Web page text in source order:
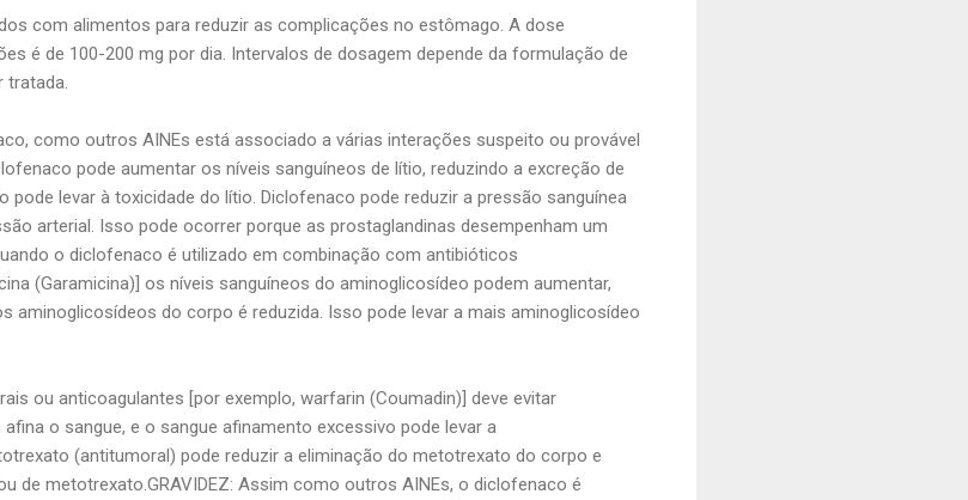
com alimentos para reduzir as complicações no estômago. A dose
é de 100-200 mg por dia. Intervalos de dosagem depende da formulação de
como outros AINEs está associado a várias interações suspeito ou provável
pode aumentar os níveis sanguíneos de lítio, reduzindo a excreção de
pode levar à toxicidade do lítio. Diclofenaco pode reduzir a pressão sanguínea
arterial. Isso pode ocorrer porque as prostaglandinas desempenham um
o diclofenaco é utilizado em combinação com antibióticos
(Garamicina)] os níveis sanguíneos do aminoglicosídeo podem aumentar,
aminoglicosídeos do corpo é reduzida. Isso pode levar a mais aminoglicosídeo
ou anticoagulantes [por exemplo, warfarin (Coumadin)] deve evitar
o sangue, e o sangue afinamento excessivo pode levar a
(antitumoral) pode reduzir a eliminação do metotrexato do corpo e
de metotrexato.GRAVIDEZ: Assim como outros AINEs, o diclofenaco é